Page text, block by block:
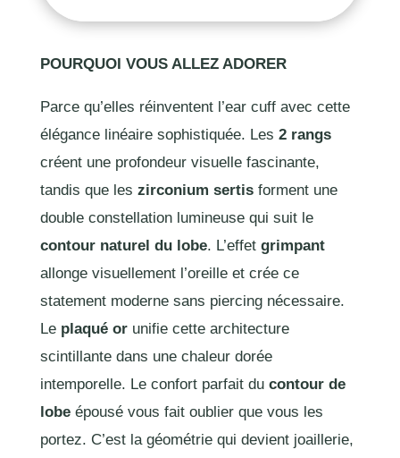
POURQUOI VOUS ALLEZ ADORER
Parce qu’elles réinventent l’ear cuff avec cette
élégance linéaire sophistiquée. Les 2 rangs
créent une profondeur visuelle fascinante,
tandis que les zirconium sertisforment une
double constellation lumineuse qui suit le
contour naturel du lobe. L’effet grimpant
allonge visuellement l’oreille et crée ce
statement moderne sans piercing nécessaire.
Le plaqué orunifie cette architecture
scintillante dans une chaleur dorée
intemporelle. Le confort parfait du contour de
lobeépousé vous fait oublier que vous les
portez. C’est la géométrie qui devient joaillerie,